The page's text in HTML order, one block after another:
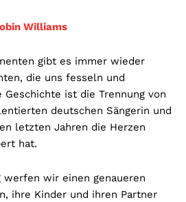
Williams
gibt es immer wieder
die uns fesseln und
Geschichte ist die Trennung von
deutschen Sängerin und
letzten Jahren die Herzen
hat.
werfen wir einen genaueren
ihre Kinder und ihren Partner